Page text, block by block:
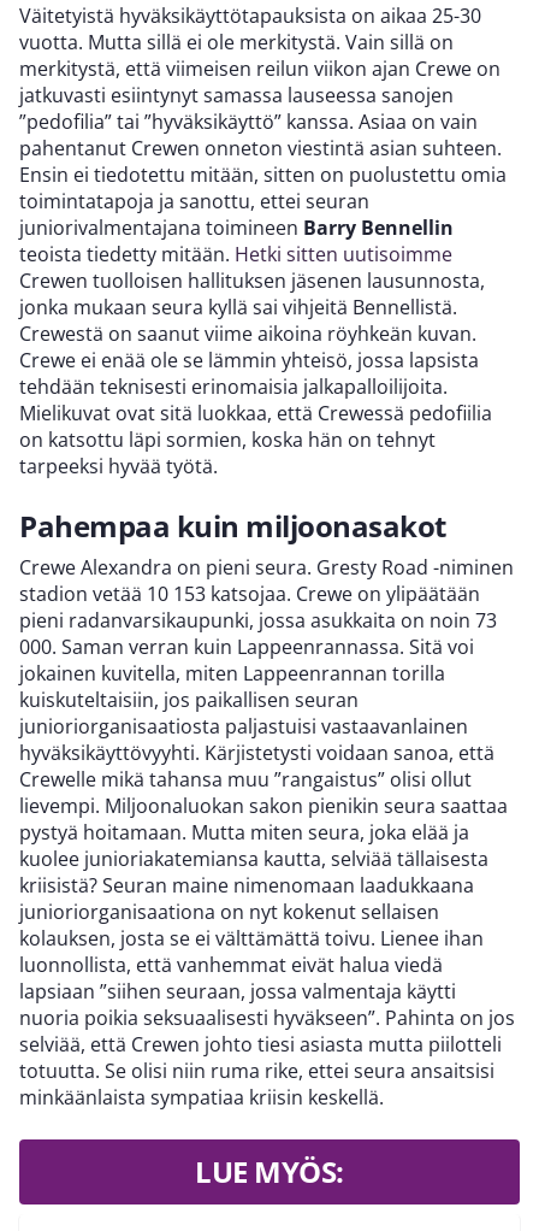
Väitetyistä hyväksikäyttötapauksista on aikaa 25-30
vuotta. Mutta sillä ei ole merkitystä. Vain sillä on
merkitystä, että viimeisen reilun viikon ajan Crewe on
jatkuvasti esiintynyt samassa lauseessa sanojen
”pedofilia” tai ”hyväksikäyttö” kanssa. Asiaa on vain
pahentanut Crewen onneton viestintä asian suhteen.
Ensin ei tiedotettu mitään, sitten on puolustettu omia
toimintatapoja ja sanottu, ettei seuran
juniorivalmentajana toimineen Barry Bennellin
teoista tiedetty mitään. Hetki sitten uutisoimme
Crewen tuolloisen hallituksen jäsenen lausunnosta,
jonka mukaan seura kyllä sai vihjeitä Bennellistä.
Crewestä on saanut viime aikoina röyhkeän kuvan.
Crewe ei enää ole se lämmin yhteisö, jossa lapsista
tehdään teknisesti erinomaisia jalkapalloilijoita.
Mielikuvat ovat sitä luokkaa, että Crewessä pedofiilia
on katsottu läpi sormien, koska hän on tehnyt
tarpeeksi hyvää työtä.
Pahempaa kuin miljoonasakot
Crewe Alexandra on pieni seura. Gresty Road -niminen
stadion vetää 10 153 katsojaa. Crewe on ylipäätään
pieni radanvarsikaupunki, jossa asukkaita on noin 73
000. Saman verran kuin Lappeenrannassa. Sitä voi
jokainen kuvitella, miten Lappeenrannan torilla
kuiskuteltaisiin, jos paikallisen seuran
junioriorganisaatiosta paljastuisi vastaavanlainen
hyväksikäyttövyyhti. Kärjistetysti voidaan sanoa, että
Crewelle mikä tahansa muu ”rangaistus” olisi ollut
lievempi. Miljoonaluokan sakon pienikin seura saattaa
pystyä hoitamaan. Mutta miten seura, joka elää ja
kuolee junioriakatemiansa kautta, selviää tällaisesta
kriisistä? Seuran maine nimenomaan laadukkaana
junioriorganisaationa on nyt kokenut sellaisen
kolauksen, josta se ei välttämättä toivu. Lienee ihan
luonnollista, että vanhemmat eivät halua viedä
lapsiaan ”siihen seuraan, jossa valmentaja käytti
nuoria poikia seksuaalisesti hyväkseen”. Pahinta on jos
selviää, että Crewen johto tiesi asiasta mutta piilotteli
totuutta. Se olisi niin ruma rike, ettei seura ansaitsisi
minkäänlaista sympatiaa kriisin keskellä.
LUE MYÖS: